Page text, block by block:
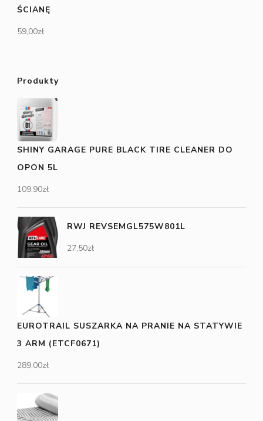
ŚCIANĘ
59,00zł
Produkty
SHINY GARAGE PURE BLACK TIRE CLEANER DO
OPON 5L
109,90zł
RWJ REVSEMGL575W801L
27,50zł
EUROTRAIL SUSZARKA NA PRANIE NA STATYWIE
3 ARM (ETCF0671)
289,00zł